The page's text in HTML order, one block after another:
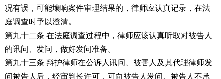
况有误，可能壤响案件审理结果的，律师应认真记录，在法
庭调查时予以澄清。
第九十二条 在法庭调查过程中，律师应该认真听取对被告人
的讯问、发问，做好发问准备。
第九十三条 辩护律师在公诉人讯问、被害人及其代理律师发
问被告人后，经审判长许可，可向被告人发问。被告人不承